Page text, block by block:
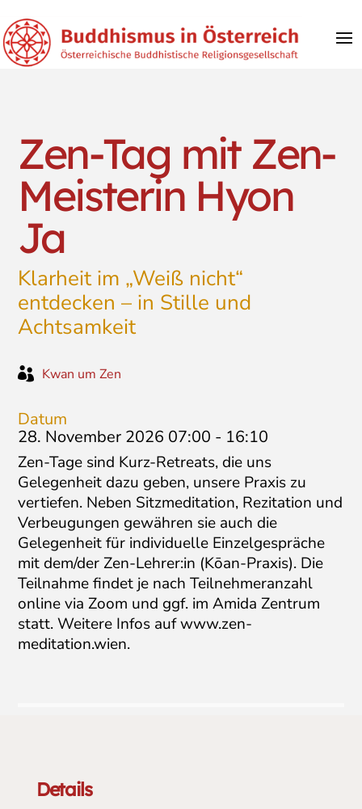
Zen-Tag mit Zen-
Meisterin Hyon
Ja
Klarheit im „Weiß nicht“
entdecken – in Stille und
Achtsamkeit
 Kwan um Zen
Datum
28. November 2026 07:00 - 16:10
Zen-Tage sind Kurz-Retreats, die uns
Gelegenheit dazu geben, unsere Praxis zu
vertiefen. Neben Sitzmeditation, Rezitation und
Verbeugungen gewähren sie auch die
Gelegenheit für individuelle Einzelgespräche
mit dem/der Zen-Lehrer:in (Kōan-Praxis). Die
Teilnahme findet je nach Teilnehmeranzahl
online via Zoom und ggf. im Amida Zentrum
statt. Weitere Infos auf www.zen-
meditation.wien.
Details